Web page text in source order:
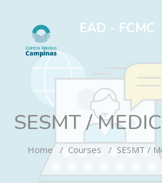
EAD - FCMC
Home Courses SESMT /